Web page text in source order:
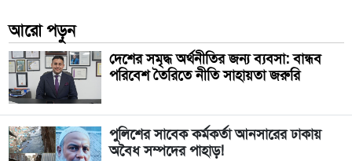
আরো পড়ুন
দেশের সমৃদ্ধ অর্থনীতির জন্য ব্যবসা: বান্ধব
পরিবেশ তৈরিতে নীতি সাহায়তা জরুরি
পুলিশের সাবেক কর্মকর্তা আনসারের ঢাকায়
অবৈধ সম্পদের পাহাড়!